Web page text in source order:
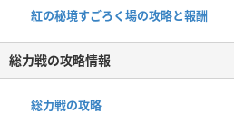
紅の秘境すごろく場の攻略と報酬
総力戦の攻略情報
総力戦の攻略